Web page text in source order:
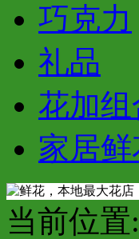
巧克力
礼品
花加组
家居鲜
当前位置: